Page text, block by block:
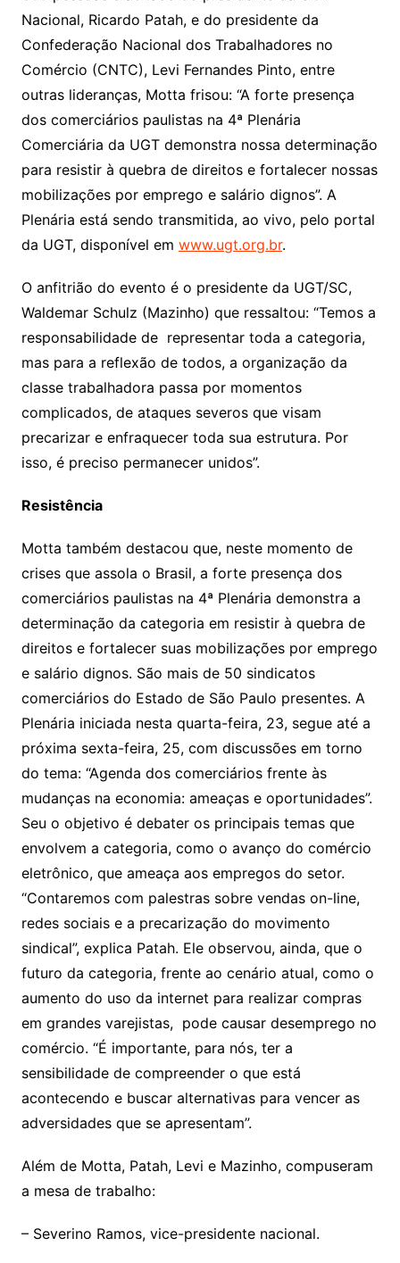
Nacional, Ricardo Patah, e do presidente da
Confederação Nacional dos Trabalhadores no
Comércio (CNTC), Levi Fernandes Pinto, entre
outras lideranças, Motta frisou: “A forte presença
dos comerciários paulistas na 4ª Plenária
Comerciária da UGT demonstra nossa determinação
para resistir à quebra de direitos e fortalecer nossas
mobilizações por emprego e salário dignos”. A
Plenária está sendo transmitida, ao vivo, pelo portal
da UGT, disponível em www.ugt.org.br.
O anfitrião do evento é o presidente da UGT/SC,
Waldemar Schulz (Mazinho) que ressaltou: “Temos a
responsabilidade de representar toda a categoria,
mas para a reflexão de todos, a organização da
classe trabalhadora passa por momentos
complicados, de ataques severos que visam
precarizar e enfraquecer toda sua estrutura. Por
isso, é preciso permanecer unidos”.
Resistência
Motta também destacou que, neste momento de
crises que assola o Brasil, a forte presença dos
comerciários paulistas na 4ª Plenária demonstra a
determinação da categoria em resistir à quebra de
direitos e fortalecer suas mobilizações por emprego
e salário dignos. São mais de 50 sindicatos
comerciários do Estado de São Paulo presentes. A
Plenária iniciada nesta quarta-feira, 23, segue até a
próxima sexta-feira, 25, com discussões em torno
do tema: “Agenda dos comerciários frente às
mudanças na economia: ameaças e oportunidades”.
Seu o objetivo é debater os principais temas que
envolvem a categoria, como o avanço do comércio
eletrônico, que ameaça aos empregos do setor.
“Contaremos com palestras sobre vendas on-line,
redes sociais e a precarização do movimento
sindical”, explica Patah. Ele observou, ainda, que o
futuro da categoria, frente ao cenário atual, como o
aumento do uso da internet para realizar compras
em grandes varejistas, pode causar desemprego no
comércio. “É importante, para nós, ter a
sensibilidade de compreender o que está
acontecendo e buscar alternativas para vencer as
adversidades que se apresentam”.
Além de Motta, Patah, Levi e Mazinho, compuseram
a mesa de trabalho:
– Severino Ramos, vice-presidente nacional.